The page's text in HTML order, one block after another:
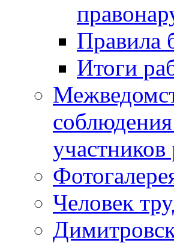
Правила
Итоги
Человек